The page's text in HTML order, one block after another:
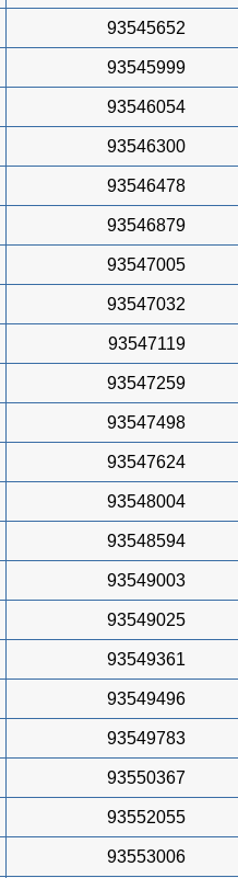
93545652
93545999
93546054
93546300
93546478
93546879
93547005
93547032
93547119
93547259
93547498
93547624
93548004
93548594
93549003
93549025
93549361
93549496
93549783
93550367
93552055
93553006